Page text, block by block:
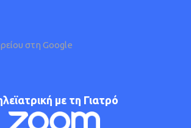
στη Google
με τη Γιατρό